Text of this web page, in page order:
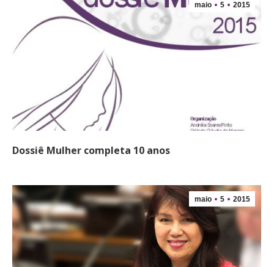
maio 5 2015
Dossiê Mulher completa 10 anos
maio 5 2015